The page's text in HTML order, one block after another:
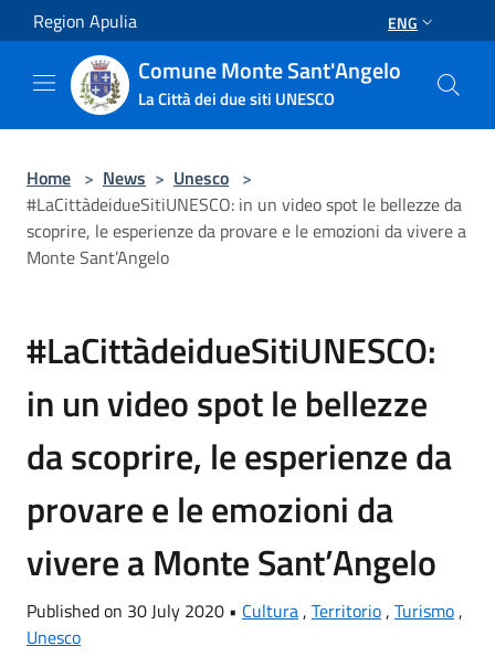
Salta al contenuto principale
Region Apulia ENG
Comune Monte Sant'Angelo
La Città dei due siti UNESCO
Home > News > Unesco >
#LaCittàdeidueSitiUNESCO: in un video spot le bellezze da
scoprire, le esperienze da provare e le emozioni da vivere a
Monte Sant’Angelo
#LaCittàdeidueSitiUNESCO:
in un video spot le bellezze
da scoprire, le esperienze da
provare e le emozioni da
vivere a Monte Sant’Angelo
Published on 30 July 2020 • Cultura, Territorio, Turismo,
Unesco